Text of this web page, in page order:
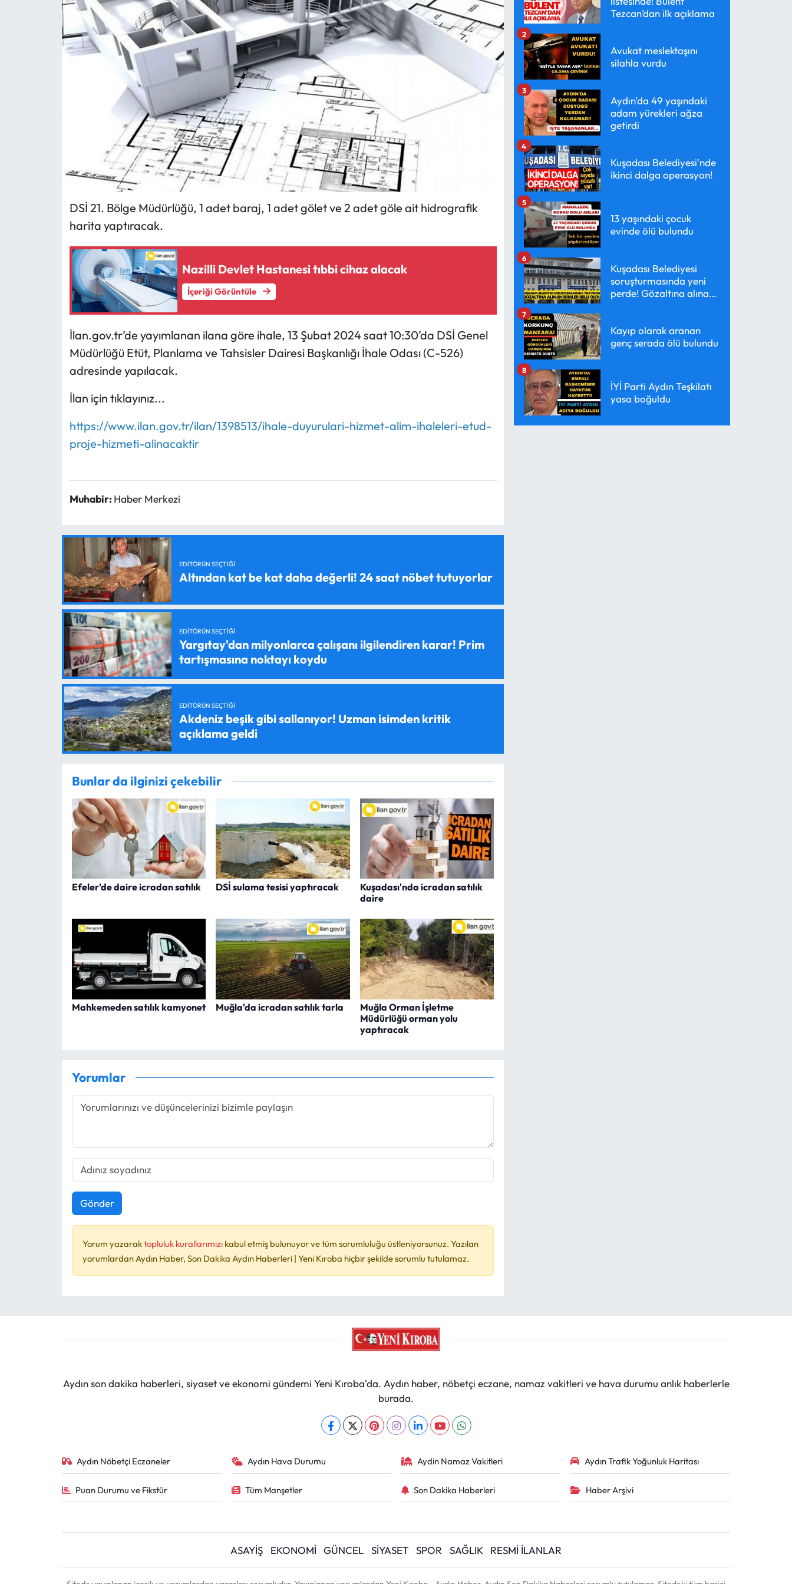
DSİ 21. Bölge Müdürlüğü, 1 adet baraj, 1 adet gölet ve 2 adet göle ait hidrografik
harita yaptıracak.
Nazilli Devlet Hastanesi tıbbi cihaz alacak
İçeriği Görüntüle
İlan.gov.tr’de yayımlanan ilana göre ihale, 13 Şubat 2024 saat 10:30’da DSİ Genel
Müdürlüğü Etüt, Planlama ve Tahsisler Dairesi Başkanlığı İhale Odası (C-526)
adresinde yapılacak.
İlan için tıklayınız...
https://www.ilan.gov.tr/ilan/1398513/ihale-duyurulari-hizmet-alim-ihaleleri-etud-
proje-hizmeti-alinacaktir
Muhabir: Haber Merkezi
EDITÖRÜN SEÇTIĞI
Altından kat be kat daha değerli! 24 saat nöbet tutuyorlar
EDITÖRÜN SEÇTIĞI
Yargıtay'dan milyonlarca çalışanı ilgilendiren karar! Prim
tartışmasına noktayı koydu
EDITÖRÜN SEÇTIĞI
Akdeniz beşik gibi sallanıyor! Uzman isimden kritik
açıklama geldi
Bunlar da ilginizi çekebilir
Efeler'de daire icradan satılık DSİ sulama tesisi yaptıracak
Kuşadası'nda icradan satılık
daire
Mahkemeden satılık kamyonet Muğla'da icradan satılık tarla
Muğla Orman İşletme
Müdürlüğü orman yolu
yaptıracak
Yorumlar
Gönder
Yorum yazaraktopluluk kurallarımızı kabul etmiş bulunuyor ve tüm sorumluluğu üstleniyorsunuz. Yazılan
yorumlardan Aydın Haber, Son Dakika Aydın Haberleri | Yeni Kıroba hiçbir şekilde sorumlu tutulamaz.
Tezcan’dan ilk açıklama
Avukat meslektaşını
silahla vurdu
2
Aydın'da 49 yaşındaki
adam yürekleri ağza
getirdi
3
Kuşadası Belediyesi'nde
ikinci dalga operasyon!
4
13 yaşındaki çocuk
evinde ölü bulundu
5
Kuşadası Belediyesi
soruşturmasında yeni
perde! Gözaltına alınan
6
Kayıp olarak aranan
genç serada ölü bulundu
7
İYİ Parti Aydın Teşkilatı
yasa boğuldu
8
Aydın son dakika haberleri, siyaset ve ekonomi gündemi Yeni Kıroba'da. Aydın haber, nöbetçi eczane, namaz vakitleri ve hava durumu anlık haberlerle
burada.
Aydın Nöbetçi Eczaneler Aydın Hava Durumu Aydin Namaz Vakitleri Aydın Trafik Yoğunluk Haritası
Puan Durumu ve Fikstür Tüm Manşetler Son Dakika Haberleri Haber Arşivi
ASAYİŞ EKONOMİ GÜNCEL SİYASET SPOR SAĞLIK RESMİ İLANLAR
MAGAZİN
SAĞLIK
TURİZM
RESMİ İLANLAR
HABER İLAN